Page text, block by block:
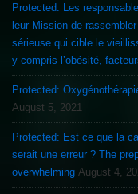
Protected: Les
leur Mission de
sérieuse qui cible le
y compris l’obésité,
Protected:
August 5, 2021
Protected: Est ce que la
serait une erreur ? The
overwhelming August 4,